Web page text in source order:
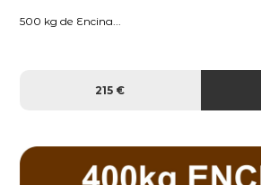
500 kg de Encina...
215 €